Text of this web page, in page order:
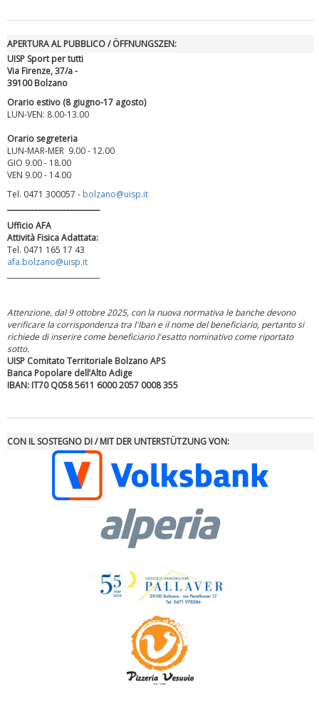
Luglio 2026: "Pensando con i piedi, si possono fare le
rivoluzioni"
Tiziano Pesce a Radio InBlu2000 traccia il bilancio della stagione
APERTURA AL PUBBLICO / ÖFFNUNGSZEN:
UISP Sport per tutti
Via Firenze, 37/a -
39100 Bolzano
Orario estivo (8 giugno-17 agosto)
LUN-VEN: 8.00-13.00
Orario segreteria
LUN-MAR-MER 9.00 - 12.00
GIO 9.00 - 18.00
VEN 9.00 - 14.00
Tel. 0471 300057 - bolzano@uisp.it
Ufficio AFA
Attività Fisica Adattata:
Tel. 0471 165 17 43
afa.bolzano@uisp.it
Attenzione, dal 9 ottobre 2025, con la nuova normativa le banche devono
verificare la corrispondenza tra l'Iban e il nome del beneficiario, pertanto si
richiede di inserire come beneficiario l'esatto nominativo come riportato
sotto.
UISP Comitato Territoriale Bolzano APS
Banca Popolare dell’Alto Adige
IBAN: IT70 Q058 5611 6000 2057 0008 355
CON IL SOSTEGNO DI / MIT DER UNTERSTÜTZUNG VON: